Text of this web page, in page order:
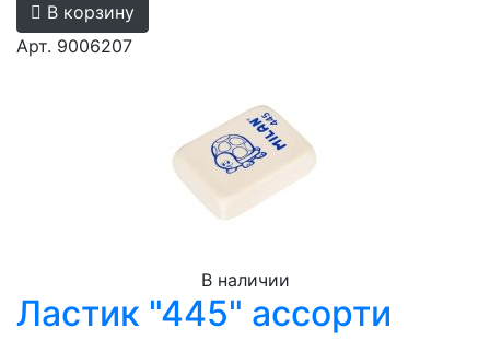
В корзину
Арт. 9006207
В наличии
Ластик "445" ассорти